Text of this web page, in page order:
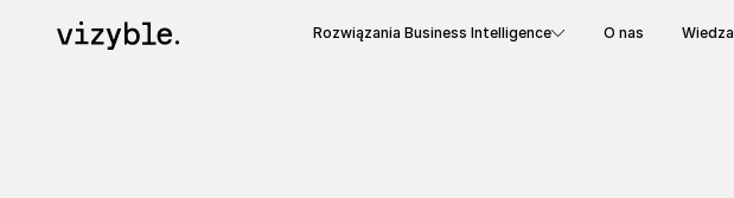
Rozwiązania Business Intelligence O nas Wiedza